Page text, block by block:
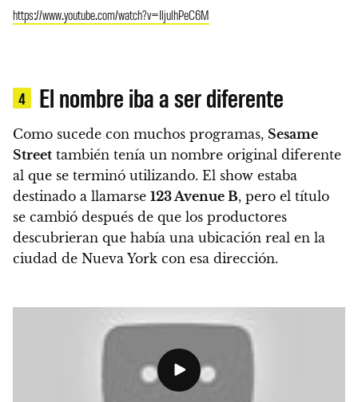
https://www.youtube.com/watch?v=IljulhPeC6M
4 El nombre iba a ser diferente
Como sucede con muchos programas, Sesame
Street también tenía un nombre original diferente
al que se terminó utilizando. El show estaba
destinado a llamarse 123 Avenue B, pero el título
se cambió después de que los productores
descubrieran que había una ubicación real en la
ciudad de Nueva York con esa dirección.